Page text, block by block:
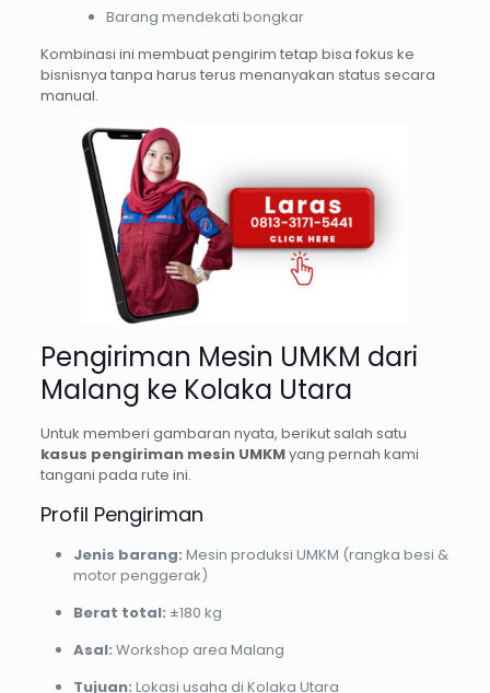
Barang mendekati bongkar
Kombinasi ini membuat pengirim tetap bisa fokus ke
bisnisnya tanpa harus terus menanyakan status secara
manual.
Pengiriman Mesin UMKM dari
Malang ke Kolaka Utara
Untuk memberi gambaran nyata, berikut salah satu
kasus pengiriman mesin UMKMyang pernah kami
tangani pada rute ini.
Profil Pengiriman
Jenis barang: Mesin produksi UMKM (rangka besi &
motor penggerak)
Berat total: ±180 kg
Asal: Workshop area Malang
Tujuan: Lokasi usaha di Kolaka Utara